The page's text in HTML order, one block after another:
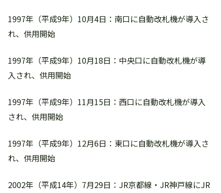
1997年（平成9年）10月4日：南口に自動改札機が導入さ
れ、供用開始
1997年（平成9年）10月18日：中央口に自動改札機が導
入され、供用開始
1997年（平成9年）11月15日：西口に自動改札機が導入
され、供用開始
1997年（平成9年）12月6日：東口に自動改札機が導入さ
れ、供用開始
2002年（平成14年）7月29日：JR京都線・JR神戸線にJR